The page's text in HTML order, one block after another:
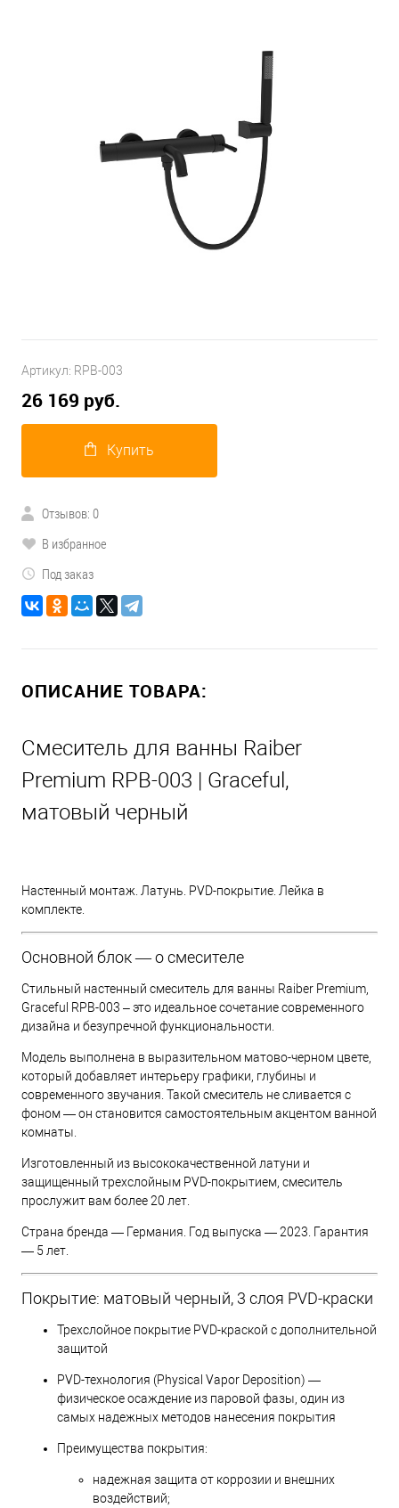
Артикул: RPB-003
26 169 руб.
Купить
Отзывов: 0
В избранное
Под заказ
ОПИСАНИЕ ТОВАРА:
Смеситель для ванны Raiber
Premium RPB-003 | Graceful,
матовый черный
Настенный монтаж. Латунь. PVD-покрытие. Лейка в
комплекте.
Основной блок — о смесителе
Стильный настенный смеситель для ванны Raiber Premium,
Graceful RPB-003 – это идеальное сочетание современного
дизайна и безупречной функциональности.
Модель выполнена в выразительном матово-черном цвете,
который добавляет интерьеру графики, глубины и
современного звучания. Такой смеситель не сливается с
фоном — он становится самостоятельным акцентом ванной
комнаты.
Изготовленный из высококачественной латуни и
защищенный трехслойным PVD-покрытием, смеситель
прослужит вам более 20 лет.
Страна бренда — Германия. Год выпуска — 2023. Гарантия
— 5 лет.
Покрытие: матовый черный, 3 слоя PVD-краски
Трехслойное покрытие PVD-краской с дополнительной
защитой
PVD-технология (Physical Vapor Deposition) —
физическое осаждение из паровой фазы, один из
самых надежных методов нанесения покрытия
Преимущества покрытия:
надежная защита от коррозии и внешних
воздействий;